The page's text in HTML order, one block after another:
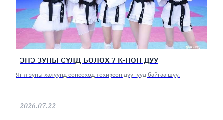
ЭНЭ ЗУНЫ СҮЛД БОЛОХ 7 К-ПОП ДУУ
Яг л зуны халуунд сонсоход тохирсон дуунууд байгаа шүү.
2026.07.22